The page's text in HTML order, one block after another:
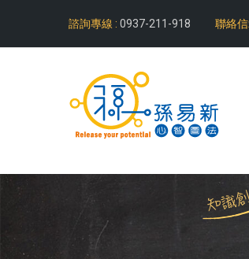
諮詢專線 : 0937-211-918 聯絡信